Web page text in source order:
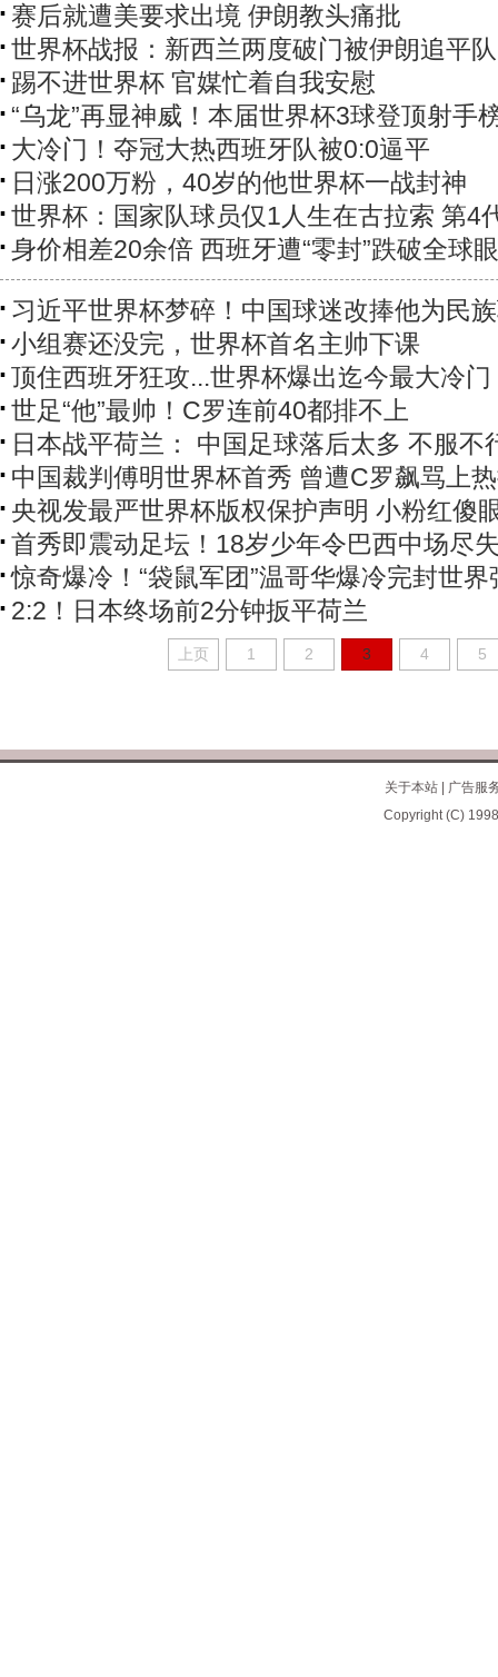
赛后就遭美要求出境 伊朗教头痛批
世界杯战报：新西兰两度破门被伊朗追平队
踢不进世界杯 官媒忙着自我安慰
“乌龙”再显神威！本届世界杯3球登顶射手
大冷门！夺冠大热西班牙队被0:0逼平
日涨200万粉，40岁的他世界杯一战封神
世界杯：国家队球员仅1人生在古拉索 第4
身价相差20余倍 西班牙遭“零封”跌破全球
习近平世界杯梦碎！中国球迷改捧他为民
小组赛还没完，世界杯首名主帅下课
顶住西班牙狂攻...世界杯爆出迄今最大冷门
世足“他”最帅！C罗连前40都排不上
日本战平荷兰： 中国足球落后太多 不服不
中国裁判傅明世界杯首秀 曾遭C罗飙骂上
央视发最严世界杯版权保护声明 小粉红傻
首秀即震动足坛！18岁少年令巴西中场尽
惊奇爆冷！“袋鼠军团”温哥华爆冷完封世界
2:2！日本终场前2分钟扳平荷兰
上页 1 2 3 4 5
关于本站|
广告服
Copyright (C)